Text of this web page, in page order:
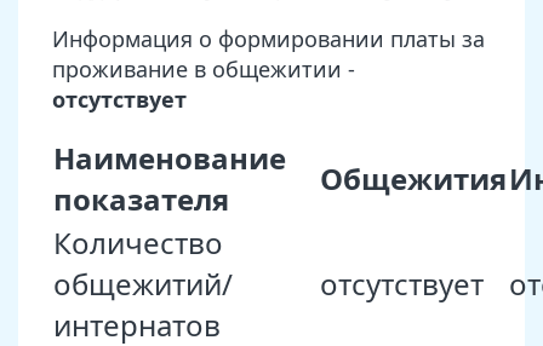
Информация о формировании платы за
проживание в общежитии -
отсутствует
Наименование
показателя
Общежития
Количество
общежитий/
интернатов
отсутствует